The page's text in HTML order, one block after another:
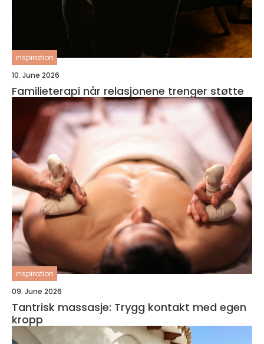
inspiration
10. June 2026
Familieterapi når relasjonene trenger støtte
inspiration
09. June 2026
Tantrisk massasje: Trygg kontakt med egen
kropp